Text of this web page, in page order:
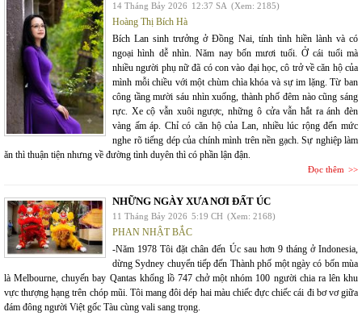
14 Tháng Bảy 2026 12:37 SA (Xem: 2185)
Hoàng Thị Bích Hà
Bích Lan sinh trưởng ở Đồng Nai, tính tình hiền lành và có
ngoại hình dễ nhìn. Năm nay bốn mươi tuổi. Ở cái tuổi mà
nhiều người phụ nữ đã có con vào đại học, cô trở về căn hộ của
mình mỗi chiều với một chùm chìa khóa và sự im lặng. Từ ban
công tầng mười sáu nhìn xuống, thành phố đêm nào cũng sáng
rực. Xe cộ vẫn xuôi ngược, những ô cửa vẫn hắt ra ánh đèn
vàng ấm áp. Chỉ có căn hộ của Lan, nhiều lúc rộng đến mức
nghe rõ tiếng dép của chính mình trên nền gạch. Sự nghiệp làm
ăn thì thuận tiện nhưng về đường tình duyên thì có phần lận đận.
Đọc thêm
NHỮNG NGÀY XƯA NƠI ĐẤT ÚC
11 Tháng Bảy 2026 5:19 CH (Xem: 2168)
PHAN NHẬT BẮC
-Năm 1978 Tôi đặt chân đến Úc sau hơn 9 tháng ở Indonesia,
dừng Sydney chuyển tiếp đến Thành phố một ngày có bốn mùa
là Melbourne, chuyến bay Qantas khổng lồ 747 chở một nhóm 100 người chia ra lên khu
vực thượng hạng trên chóp mũi. Tôi mang đôi dép hai màu chiếc đực chiếc cái đi bơ vơ giữa
đám đông người Việt gốc Tàu cùng vali sang trọng.